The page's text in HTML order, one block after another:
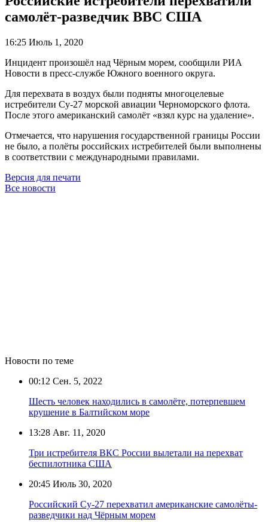
самолёт-разведчик ВВС США
16:25 Июль 1, 2020
Инцидент произошёл над Чёрным морем, сообщили РИА
Новости в пресс-службе Южного военного округа.
Для перехвата в воздух были подняты многоцелевые
истребители Су-27 морской авиации Черноморского флота.
После этого американский самолёт «взял курс на удаление».
Отмечается, что нарушения государственной границы России
не было, а полёты российских истребителей были выполнены
в соответствии с международными правилами.
Версия для печати
Все новости
Новости по теме
00:12 Сен. 5, 2022
Шесть человек находились в самолёте, потерпевшем
крушение в Балтийском море
13:28 Авг. 11, 2020
Три истребителя ВКС России вылетали на перехват
беспилотника США
20:45 Июль 30, 2020
Российский Су-27 перехватил американские самолёты-
разведчики над Чёрным морем